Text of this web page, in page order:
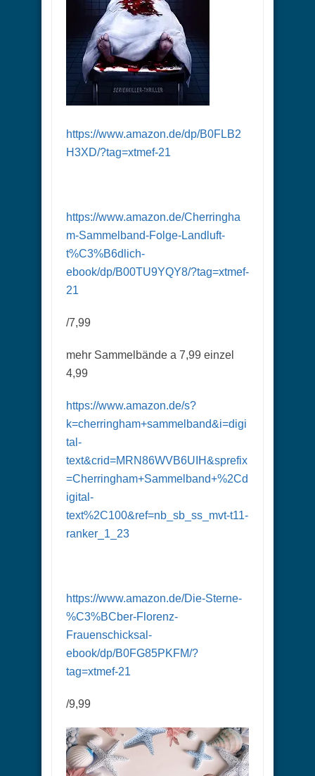
https://www.amazon.de/dp/B0FLB2
H3XD/?tag=xtmef-21
https://www.amazon.de/Cherringha
m-Sammelband-Folge-Landluft-
t%C3%B6dlich-
ebook/dp/B00TU9YQY8/?tag=xtmef-
21
/7,99
mehr Sammelbände a 7,99 einzel
4,99
https://www.amazon.de/s?
k=cherringham+sammelband&i=digi
tal-
text&crid=MRN86WVB6UIH&sprefix
=Cherringham+Sammelband+%2Cd
igital-
text%2C100&ref=nb_sb_ss_mvt-t11-
ranker_1_23
https://www.amazon.de/Die-Sterne-
%C3%BCber-Florenz-
Frauenschicksal-
ebook/dp/B0FG85PKFM/?
tag=xtmef-21
/9,99